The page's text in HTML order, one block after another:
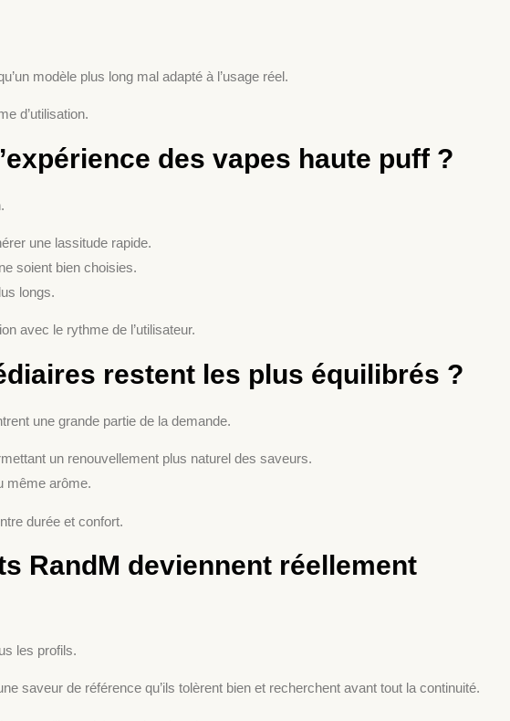
modèle plus long mal adapté à l’usage réel.
d’utilisation.
des vapes haute puff ?
une lassitude rapide.
soient bien choisies.
longs.
avec le rythme de l’utilisateur.
restent les plus équilibrés ?
une grande partie de la demande.
un renouvellement plus naturel des saveurs.
même arôme.
durée et confort.
RandM deviennent réellement
les profils.
saveur de référence qu’ils tolèrent bien et recherchent avant tout la continuité.